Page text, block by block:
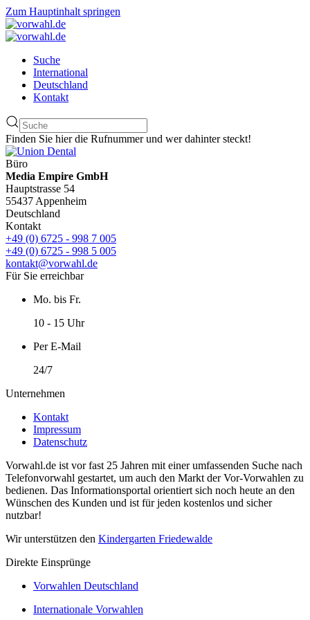
Zum Hauptinhalt springen
Suche
International
Deutschland
Kontakt
Finden Sie hier die Rufnummer und wer dahinter steckt!
Büro
Media Empire GmbH
Hauptstrasse 54
55437 Appenheim
Deutschland
Kontakt
+49 (0) 6725 - 998 7 005
+49 (0) 6725 - 998 5 005
kontakt@vorwahl.de
Für Sie erreichbar
Mo. bis Fr.
10 - 15 Uhr
Per E-Mail
24/7
Unternehmen
Kontakt
Impressum
Datenschutz
Vorwahl.de ist vor fast 25 Jahren mit einer umfassenden Suche nach
Telefonvorwahl gestartet, um auch den Markt der Vor-Vorwahlen zu
bedienen. Das Informationsportal orientiert sich noch heute an den
Wünschen des Kunden und ist für jeden kostenlos und sicher
nutzbar!
Wir unterstützen den Kindergarten Friedewalde
Direkte Einsprünge
Vorwahlen Deutschland
Internationale Vorwahlen